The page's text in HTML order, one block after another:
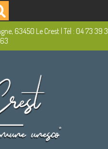
63450 Le Crest | Tél : 04 73 39
63